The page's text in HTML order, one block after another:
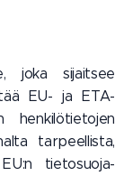
joka sijaitsee
EU- ja ETA-
tarpeellista,
tietosuoja-